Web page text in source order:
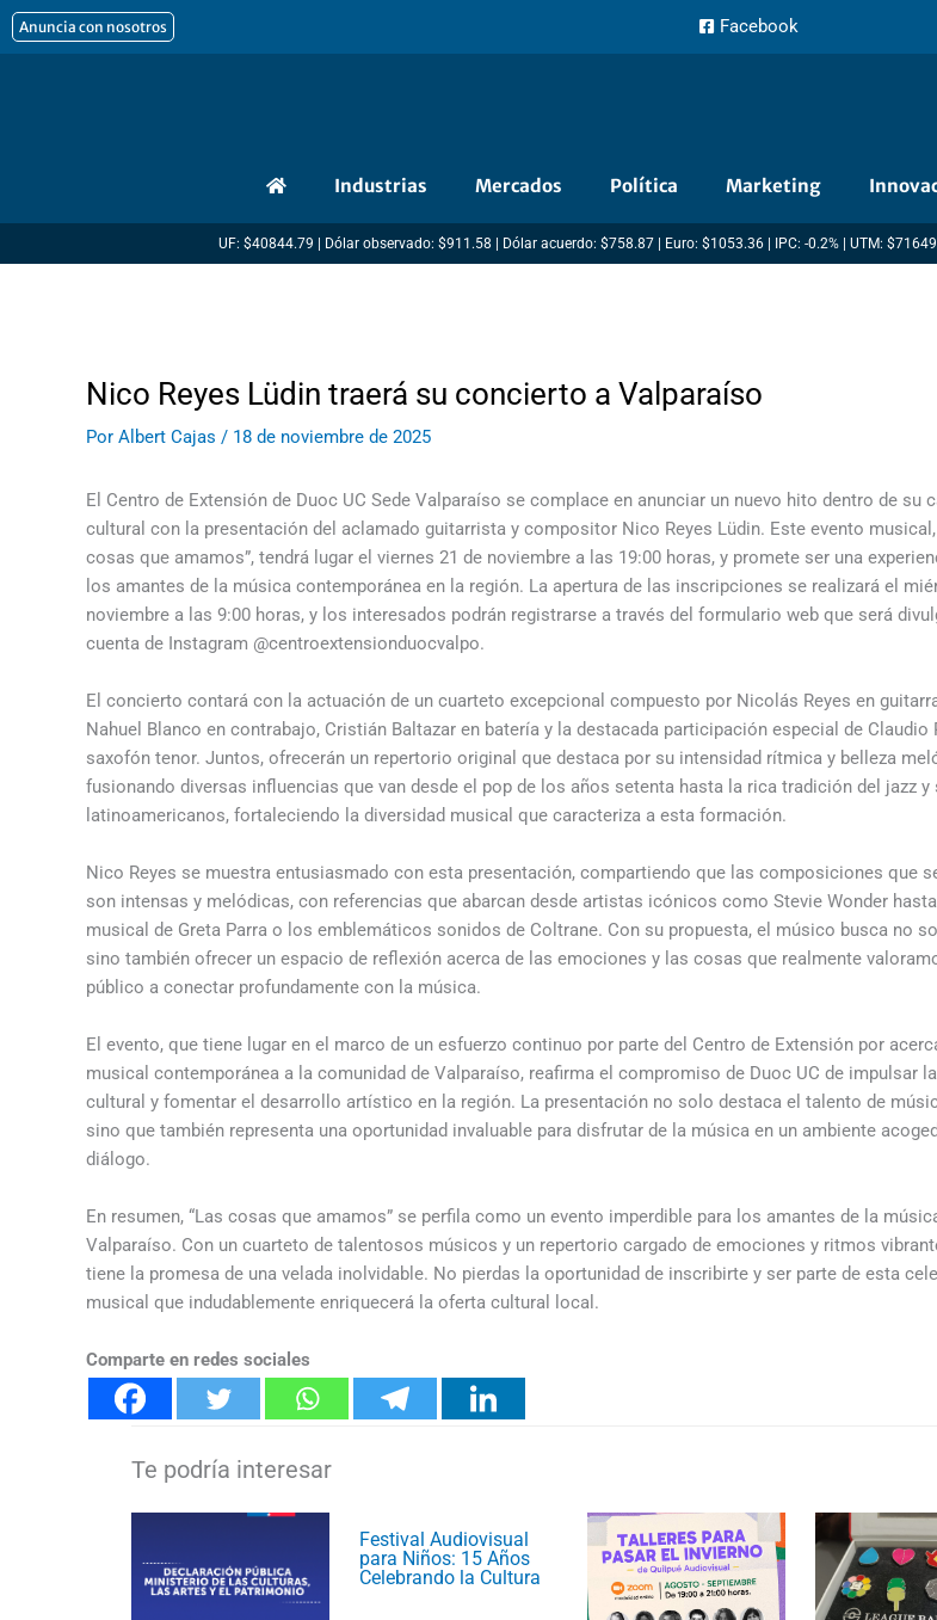
al
Anuncia con nosotros Facebook
Industrias Mercados Política Marketing
UF: $40844.79 | Dólar observado: $911.58 | Dólar acuerdo: $758.87 | Euro: $1053.36 | IPC: -0.2% | UTM:
Nico Reyes Lüdin traerá su concierto a Valparaíso
Por Albert Cajas / 18 de noviembre de 2025
El Centro de Extensión de Duoc UC Sede Valparaíso se complace en anunciar un nuevo hito dentro de su
cultural con la presentación del aclamado guitarrista y compositor Nico Reyes Lüdin. Este evento
cosas que amamos”, tendrá lugar el viernes 21 de noviembre a las 19:00 horas, y promete ser una
los amantes de la música contemporánea en la región. La apertura de las inscripciones se realizará el
noviembre a las 9:00 horas, y los interesados podrán registrarse a través del formulario web que será
cuenta de Instagram @centroextensionduocvalpo.
El concierto contará con la actuación de un cuarteto excepcional compuesto por Nicolás Reyes en
Nahuel Blanco en contrabajo, Cristián Baltazar en batería y la destacada participación especial de Claudio
saxofón tenor. Juntos, ofrecerán un repertorio original que destaca por su intensidad rítmica y belleza
fusionando diversas influencias que van desde el pop de los años setenta hasta la rica tradición del jazz y
latinoamericanos, fortaleciendo la diversidad musical que caracteriza a esta formación.
Nico Reyes se muestra entusiasmado con esta presentación, compartiendo que las composiciones que
son intensas y melódicas, con referencias que abarcan desde artistas icónicos como Stevie Wonder
musical de Greta Parra o los emblemáticos sonidos de Coltrane. Con su propuesta, el músico busca no
sino también ofrecer un espacio de reflexión acerca de las emociones y las cosas que realmente
público a conectar profundamente con la música.
El evento, que tiene lugar en el marco de un esfuerzo continuo por parte del Centro de Extensión por
musical contemporánea a la comunidad de Valparaíso, reafirma el compromiso de Duoc UC de impulsar
cultural y fomentar el desarrollo artístico en la región. La presentación no solo destaca el talento de
sino que también representa una oportunidad invaluable para disfrutar de la música en un ambiente
diálogo.
En resumen, “Las cosas que amamos” se perfila como un evento imperdible para los amantes de la
Valparaíso. Con un cuarteto de talentosos músicos y un repertorio cargado de emociones y ritmos
tiene la promesa de una velada inolvidable. No pierdas la oportunidad de inscribirte y ser parte de esta
musical que indudablemente enriquecerá la oferta cultural local.
Comparte en redes sociales
Festival Audiovisual
para Niños: 15 Años
Celebrando la Cultura